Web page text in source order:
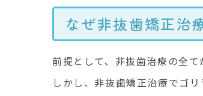
なぜ非抜歯矯正治
前提として、非抜歯治療の全
しかし、非抜歯矯正治療でゴ